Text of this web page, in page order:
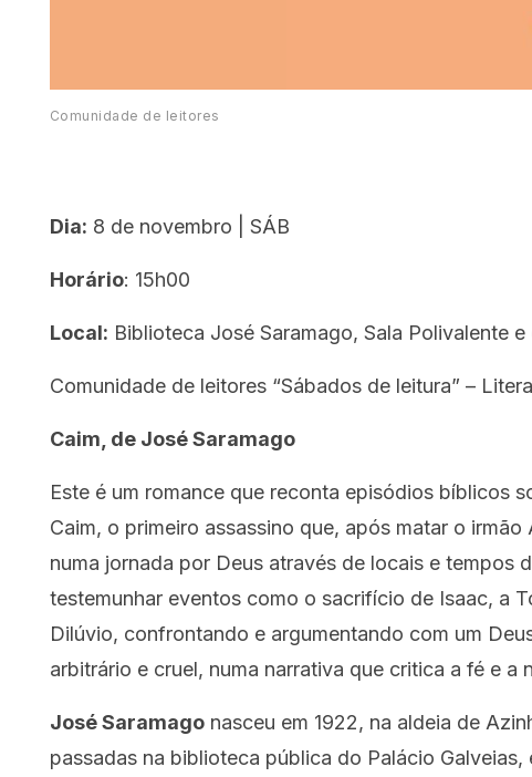
Comunidade de leitores
Dia: 8 de novembro | SÁB
Horário: 15h00
Local: Biblioteca José Saramago, Sala Polivalente e
Comunidade de leitores “Sábados de leitura” –
Caim, de José Saramago
Este é um romance que reconta episódios bíblicos
Caim, o primeiro assassino que, após matar o irmão
numa jornada por Deus através de locais e tempos
testemunhar eventos como o sacrifício de Isaac, a
Dilúvio, confrontando e argumentando com um
arbitrário e cruel, numa narrativa que critica a fé e a
José Saramagonasceu em 1922, na aldeia de
passadas na biblioteca pública do Palácio Galveias,